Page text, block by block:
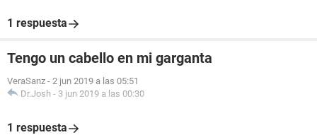
1 respuesta
Tengo un cabello en mi garganta
VeraSanz - 2 jun 2019 a las 05:51
Dr.Josh - 3 jun 2019 a las 00:30
1 respuesta